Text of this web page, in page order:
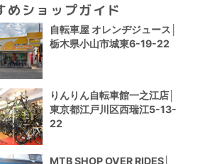
めショップガイド
自転車屋 オレンヂジュース│
栃木県小山市城東6-19-22
りんりん自転車館一之江店│
東京都江戸川区西瑞江5-13-
22
MTB SHOP OVER RIDES│